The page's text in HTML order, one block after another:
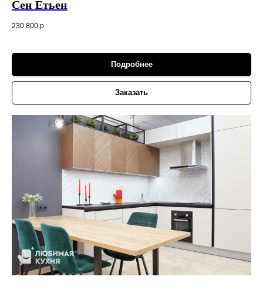
Сен Етьен
230 800 р.
Подробнее
Заказать